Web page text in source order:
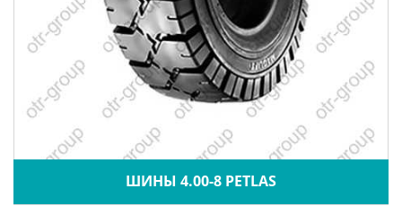
ШИНЫ 4.00-8 PETLAS